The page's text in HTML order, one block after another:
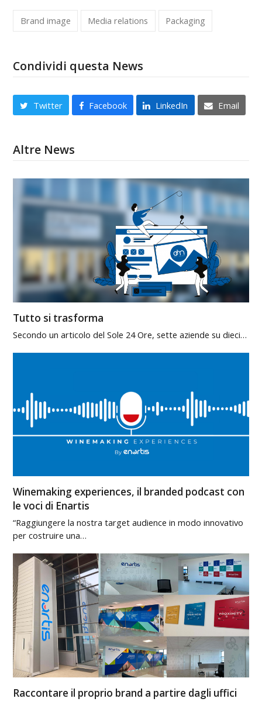
Brand image Media relations Packaging
Condividi questa News
Twitter Facebook LinkedIn Email
Altre News
Tutto si trasforma
Secondo un articolo del Sole 24 Ore, sette aziende su dieci…
Winemaking experiences, il branded podcast con
le voci di Enartis
“Raggiungere la nostra target audience in modo innovativo
per costruire una…
Raccontare il proprio brand a partire dagli uffici